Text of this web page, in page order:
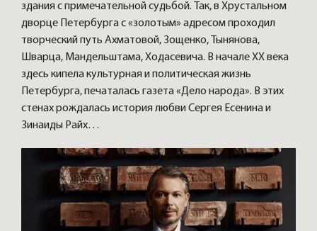
здания с примечательной судьбой. Так, в Хрустальном
дворце Петербурга с «золотым» адресом проходил
творческий путь Ахматовой, Зощенко, Тынянова,
Шварца, Мандельштама, Ходасевича. В начале XX века
здесь кипела культурная и политическая жизнь
Петербурга, печаталась газета «Дело народа». В этих
стенах рождалась история любви Сергея Есенина и
Зинаиды Райх…